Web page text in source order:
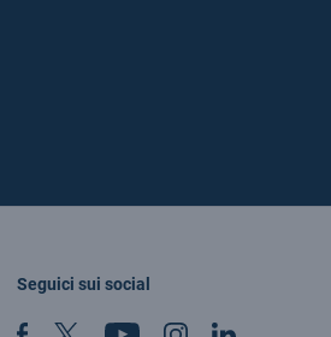
Seguici sui social